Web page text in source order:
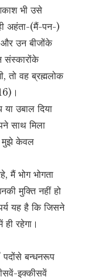
भी उसे
अहंता-(मैं-पन-)
और उन बीजोंके
संस्कारोंके
तो वह ब्रह्मलोक
उबाल दिया
साथ मिला
मुझे केवल
मैं भोग भोगता
मुक्ति नहीं हो
यह है कि जिसने
रहेगा।
पदोंसे बन्धनरूप
इक्कीसवें